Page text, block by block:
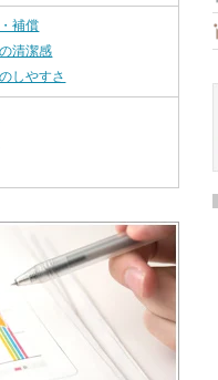
補償
清潔感
しやすさ